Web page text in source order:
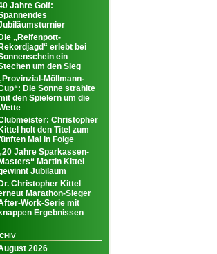
Jahre Golf:
Die „Reifenpott-
Rekordjagd“ erlebt bei
ein
um den Sieg
Möllmann-
Die Sonne strahlte
den Spielern um die
Christopher
Kittel holt den Titel zum
Mal in Folge
Jahre Sparkassen-
Masters“ Martin Kittel
Jubiläum
Dr. Christopher Kittel
Marathon-Sieger
Work-Serie mit
knappen Ergebnissen
2026